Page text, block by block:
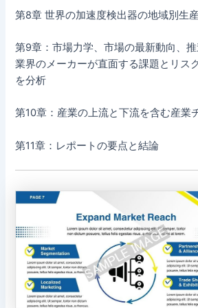
第8章 世界の加速度検出器の地域別生
第9章：市場力学、市場の最新動向、推
業界のメーカーが直面する課題とリス
を分析
第10章：産業の上流と下流を含む産業
第11章：レポートの要点と結論